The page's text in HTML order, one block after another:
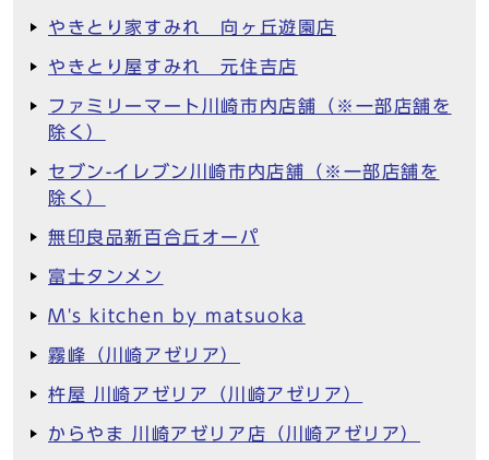
やきとり家すみれ 向ヶ丘遊園店
やきとり屋すみれ 元住吉店
ファミリーマート川崎市内店舗（※一部店舗を
除く）
セブン-イレブン川崎市内店舗（※一部店舗を
除く）
無印良品新百合丘オーパ
富士タンメン
M's kitchen by matsuoka
霧峰（川崎アゼリア）
杵屋 川崎アゼリア（川崎アゼリア）
からやま 川崎アゼリア店（川崎アゼリア）